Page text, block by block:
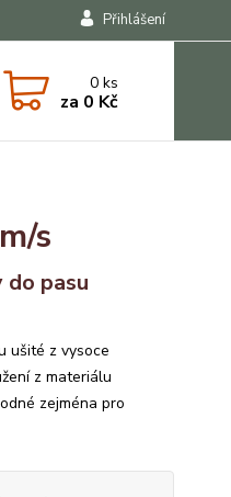
Přihlášení
0ks
za 0 Kč
s
do pasu
ušité z vysoce
z materiálu
zejména pro